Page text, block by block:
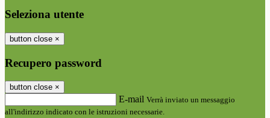
Seleziona utente
button close ×
Recupero password
button close ×
E-mail Verrà inviato un messaggio
all'indirizzo indicato con le istruzioni necessarie.